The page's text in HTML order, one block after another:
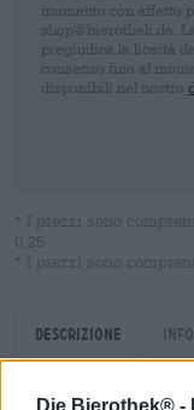
Die Bierothek® -
momento con effetto
shop@bierothek.de.
pregiudica la liceità
consenso fino al
disponibili nel nostro
* I prezzi sono
0,25
* I prezzi sono
Descrizione